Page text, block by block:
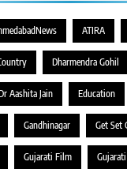
ATIRA
Dharmendra Gohil
Aashita Jain Education
Gandhinagar Get Set
Gujarati Film